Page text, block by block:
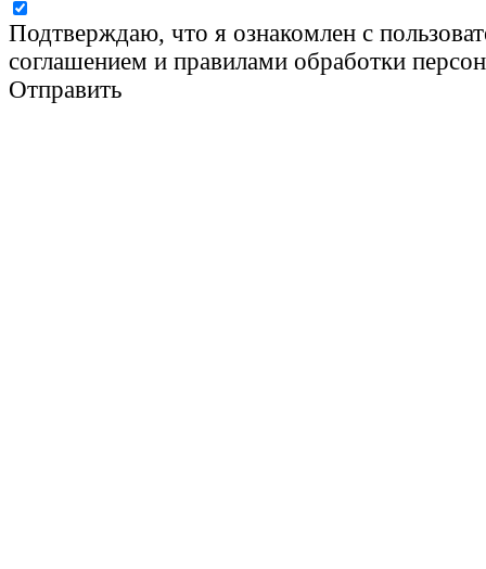
Подтверждаю, что я ознакомлен с
соглашением и правилами обработки
Отправить